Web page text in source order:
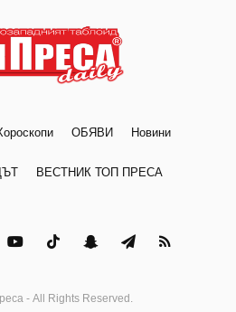
ОБЯВИ Новини
ВЕСТНИК ТОП ПРЕСА
- All Rights Reserved.